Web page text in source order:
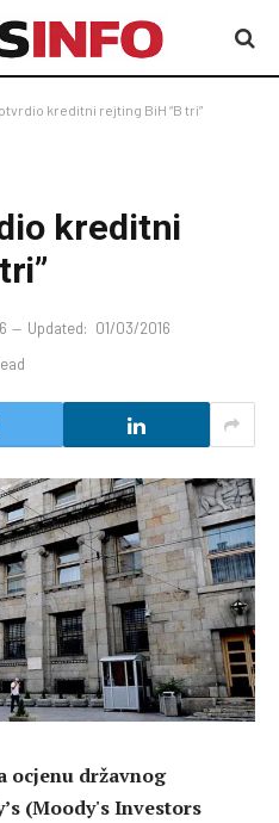
kreditni rejting BiH “B tri”
kreditni
Updated: 01/03/2016
ocjenu državnog
(Moody's Investors